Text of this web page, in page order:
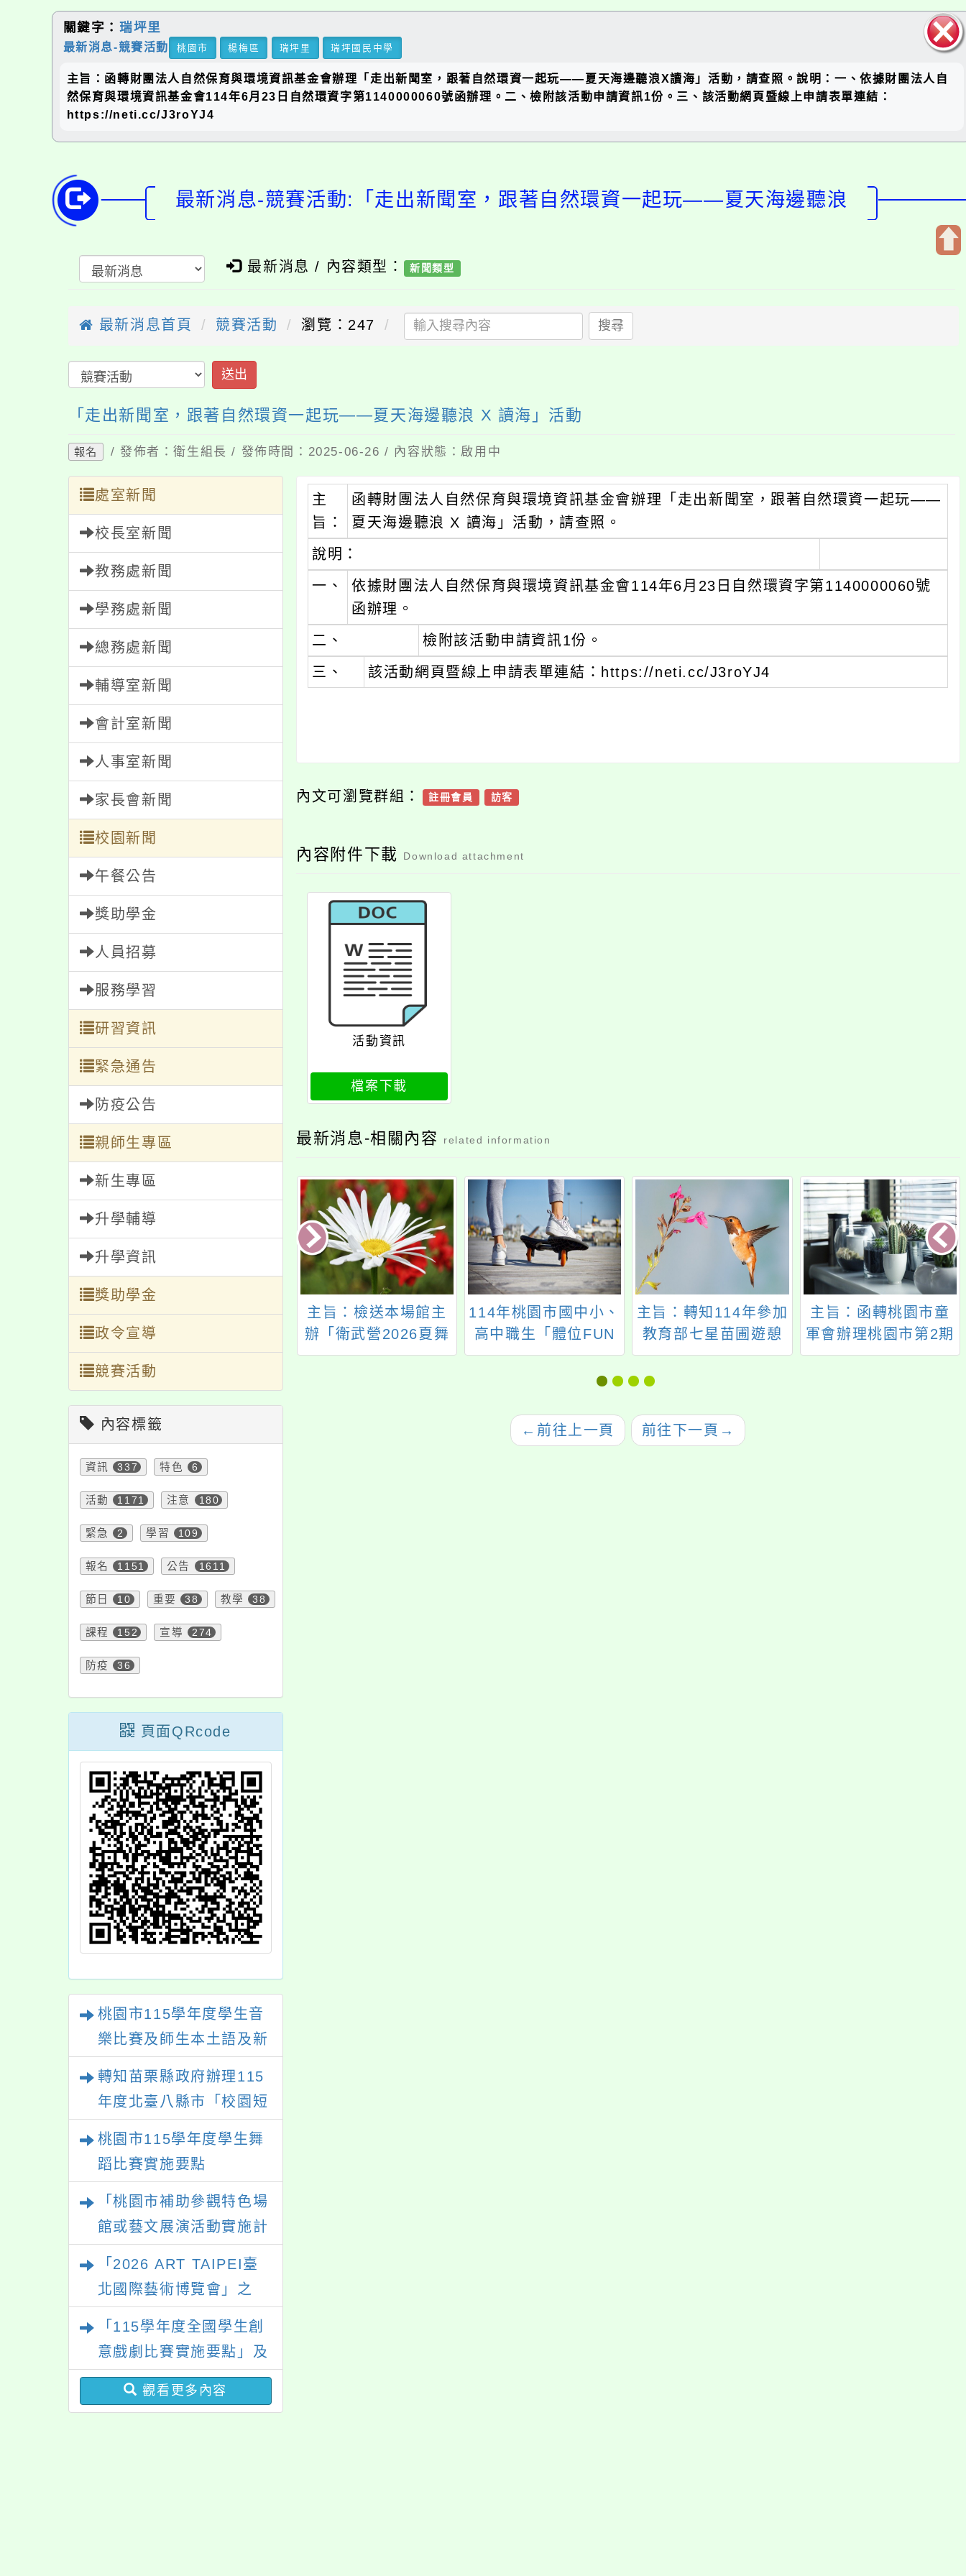
塊
關鍵字： 瑞坪里
最新消息-競賽活動 桃園市 楊梅區 瑞坪里 瑞坪國民中學
主旨：函轉財團法人自然保育與環境資訊基金會辦理「走出新聞室，跟著自然環資一起玩——夏天海邊聽浪X讀海」活動，請查照。說明：一、依據財團法人自
然保育與環境資訊基金會114年6月23日自然環資字第1140000060號函辦理。二、檢附該活動申請資訊1份。三、該活動網頁暨線上申請表單連結：
https://neti.cc/J3roYJ4
最新消息-競賽活動:「走出新聞室，跟著自然環資一起玩——夏天海邊聽浪
最新消息 / 內容類型： 新聞類型
最新消息首頁 競賽活動 瀏覽：247 搜尋
送出
「走出新聞室，跟著自然環資一起玩——夏天海邊聽浪 X 讀海」活動
報名 / 發佈者：衛生組長 / 發佈時間：2025-06-26 / 內容狀態：啟用中
處室新聞
校長室新聞
教務處新聞
學務處新聞
總務處新聞
輔導室新聞
會計室新聞
人事室新聞
家長會新聞
校園新聞
午餐公告
獎助學金
人員招募
服務學習
研習資訊
緊急通告
防疫公告
親師生專區
新生專區
升學輔導
升學資訊
獎助學金
政令宣導
競賽活動
內容標籤
資訊 337 特色 6
活動 1171 注意 180
緊急 2 學習 109
報名 1151 公告 1611
節日 10 重要 38 教學 38
課程 152 宣導 274
防疫 36
頁面QRcode
桃園市115學年度學生音
樂比賽及師生本土語及新
轉知苗栗縣政府辦理115
年度北臺八縣市「校園短
桃園市115學年度學生舞
蹈比賽實施要點
「桃園市補助參觀特色場
館或藝文展演活動實施計
「2026 ART TAIPEI臺
北國際藝術博覽會」之
「115學年度全國學生創
意戲劇比賽實施要點」及
修正內容對照表
觀看更多內容
主
旨：
函轉財團法人自然保育與環境資訊基金會辦理「走出新聞室，跟著自然環資一起玩——
夏天海邊聽浪 X 讀海」活動，請查照。
說明：
一、
依據財團法人自然保育與環境資訊基金會114年6月23日自然環資字第1140000060號
函辦理。
二、
檢附該活動申請資訊1份。
三、
該活動網頁暨線上申請表單連結：https://neti.cc/J3roYJ4
內文可瀏覽群組： 註冊會員 訪客
內容附件下載 Download attachment
活動資訊
檔案下載
最新消息-相關內容 related information
度國民中小學節
創意七十二變-
場創作競賽
2026戒菸就贏比賽
主旨：檢送本場館主
辦「衛武營2026夏舞
營Summer Dance
114年桃園市國中小、
高中職生「體位FUN
輕鬆 桃園學子向前
主旨：轉知114年參加
教育部七星苗圃遊憩
區「童軍野外生活
營」一案，請鼓勵所
加，請查照。
主旨：函轉桃園市童
軍會辦理桃園市第2期
羅浮童軍服務員木章
← 前往上一頁 前往下一頁 →